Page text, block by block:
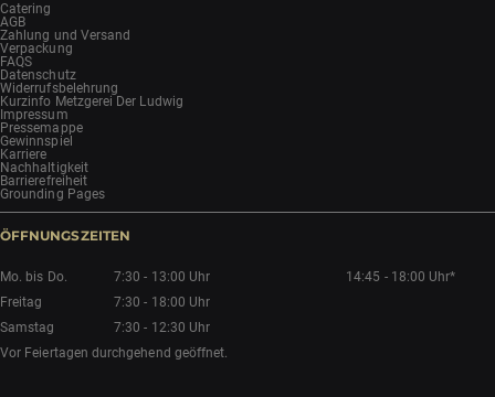
Catering
AGB
Zahlung und Versand
Verpackung
FAQS
Datenschutz
Widerrufsbelehrung
Kurzinfo Metzgerei Der Ludwig
Impressum
Pressemappe
Gewinnspiel
Karriere
Nachhaltigkeit
Barrierefreiheit
Grounding Pages
ÖFFNUNGSZEITEN
Mo. bis Do. 7:30 - 13:00 Uhr
14:45 - 18:00 Uhr*
Freitag
7:30 - 18:00 Uhr
Samstag
7:30 - 12:30 Uhr
Vor Feiertagen durchgehend geöffnet.